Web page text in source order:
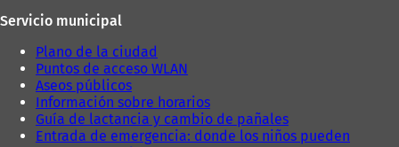
Servicio municipal
Plano de la ciudad
Puntos de acceso WLAN
Aseos públicos
Información sobre horarios
Guía de lactancia y cambio de pañales
Entrada de emergencia: donde los niños pueden